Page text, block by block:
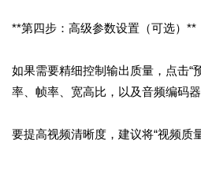
**第四步：高级参数设置（可选）**
如果需要精细控制输出质量，点击“
率、帧率、宽高比，以及音频编码
要提高视频清晰度，建议将“视频质